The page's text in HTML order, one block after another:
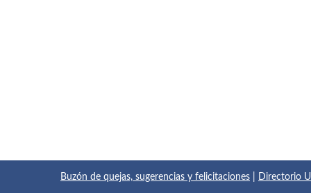
Buzón de quejas, sugerencias y felicitaciones Directorio